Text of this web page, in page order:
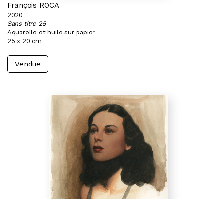
François ROCA
2020
Sans titre 25
Aquarelle et huile sur papier
25 x 20 cm
Vendue